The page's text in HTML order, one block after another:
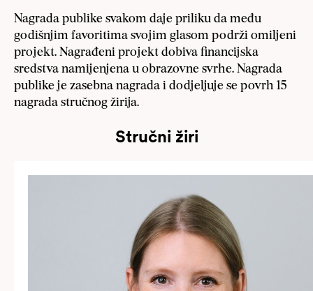
Nagrada publike svakom daje priliku da među
godišnjim favoritima svojim glasom podrži omiljeni
projekt. Nagrađeni projekt dobiva financijska
sredstva namijenjena u obrazovne svrhe. Nagrada
publike je zasebna nagrada i dodjeljuje se povrh 15
nagrada stručnog žirija.
Stručni žiri